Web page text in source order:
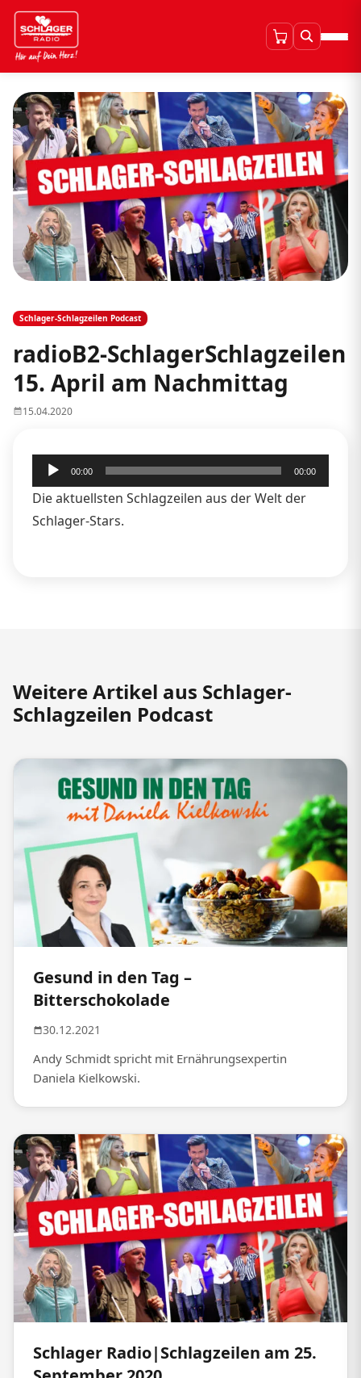
Schlager-Schlagzeilen Podcast
radioB2-SchlagerSchlagzeilen
15. April am Nachmittag
15.04.2020
Audio-
Player
00:00 00:00
Die aktuellsten Schlagzeilen aus der Welt der
Schlager-Stars.
Weitere Artikel aus Schlager-
Schlagzeilen Podcast
Gesund in den Tag –
Bitterschokolade
30.12.2021
Andy Schmidt spricht mit Ernährungsexpertin
Daniela Kielkowski.
Schlager Radio|Schlagzeilen am 25.